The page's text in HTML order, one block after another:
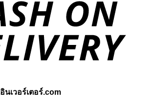
อินเวอร์เตอร์.com